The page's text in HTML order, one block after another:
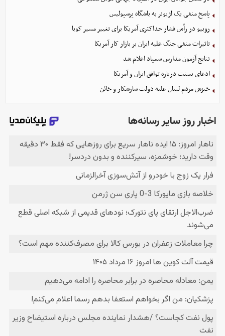
پاسخ منفی یک لژیونر به باشگاه پرسپولیس
روبیو در رأس فشار حداکثری آمریکا برای تغییر مسیر کوبا
تاثیرات منفی جنگ علیه ایران بر بازار کار آمریکا
نتایج آزمون مدارس سمپاد اعلام شد
ادعای بسنت درباره توافق ایران و آمریکا
خیزش مردم لبنان علیه دولت سازشکار و خائن